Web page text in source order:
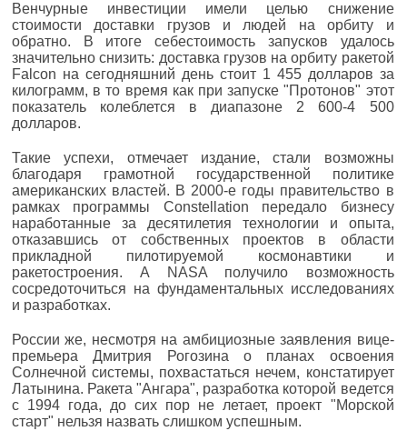
Венчурные инвестиции имели целью снижение
стоимости доставки грузов и людей на орбиту и
обратно. В итоге себестоимость запусков удалось
значительно снизить: доставка грузов на орбиту ракетой
Falcon на сегодняшний день стоит 1 455 долларов за
килограмм, в то время как при запуске "Протонов" этот
показатель колеблется в диапазоне 2 600-4 500
долларов.
Такие успехи, отмечает издание, стали возможны
благодаря грамотной государственной политике
американских властей. В 2000-е годы правительство в
рамках программы Constellation передало бизнесу
наработанные за десятилетия технологии и опыта,
отказавшись от собственных проектов в области
прикладной пилотируемой космонавтики и
ракетостроения. А NASA получило возможность
сосредоточиться на фундаментальных исследованиях
и разработках.
России же, несмотря на амбициозные заявления вице-
премьера Дмитрия Рогозина о планах освоения
Солнечной системы, похвастаться нечем, констатирует
Латынина. Ракета "Ангара", разработка которой ведется
с 1994 года, до сих пор не летает, проект "Морской
старт" нельзя назвать слишком успешным.